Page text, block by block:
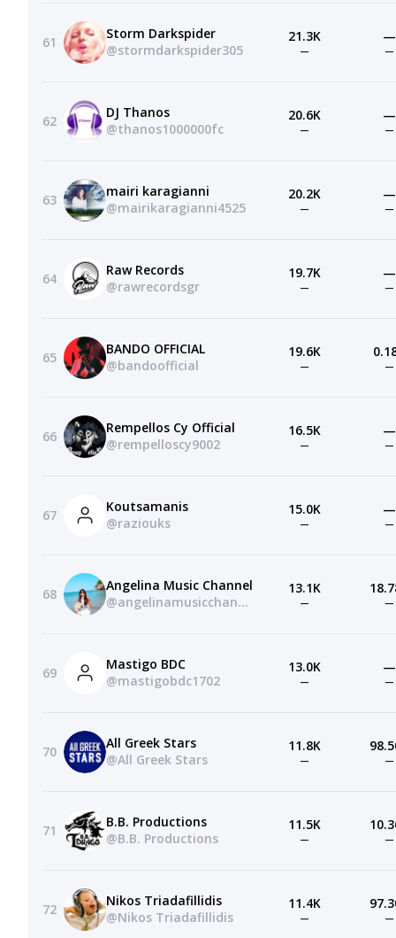
61
Storm Darkspider
@stormdarkspider305
21.3K
—
—
—
62
DJ Thanos
@thanos1000000fc
20.6K
—
—
—
63
mairi karagianni
@mairikaragianni4525
20.2K
—
—
—
64
Raw Records
@rawrecordsgr
19.7K
—
—
—
65
BANDO OFFICIAL
@bandoofficial
19.6K
— —
66
Rempellos Cy Official
@rempelloscy9002
16.5K
—
—
—
67
Koutsamanis
@raziouks
15.0K
—
—
—
68
Angelina Music Channel
@angelinamusicchannellessons
13.1K
— —
69
Mastigo BDC
@mastigobdc1702
13.0K
—
—
—
70
All Greek Stars
@All Greek Stars
11.8K
— —
71
B.B. Productions
@B.B. Productions
11.5K
— —
72
Nikos Triadafillidis
@Nikos Triadafillidis
11.4K
— —